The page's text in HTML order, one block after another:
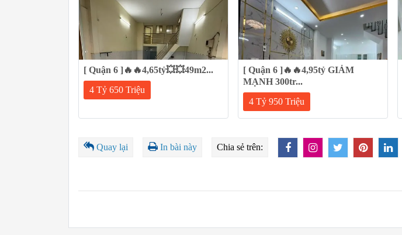
[ Quận 6 ]🔥🔥4,65tỷ💥💥49m2...
4 Tỷ 650 Triệu
[ Quận 6 ]🔥🔥4,95tỷ GIẢM
MẠNH 300tr...
4 Tỷ 950 Triệu
Quay lại In bài này Chia sẻ trên: